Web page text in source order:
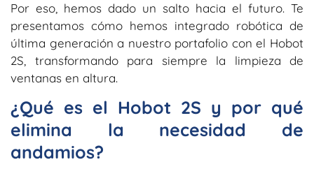
Por eso, hemos dado un salto hacia el futuro. Te
presentamos cómo hemos integrado robótica de
última generación a nuestro portafolio con el Hobot
2S , transformando para siempre la limpieza de
ventanas en altura.
¿Qué es el Hobot 2S y por qué
elimina la necesidad de
andamios?